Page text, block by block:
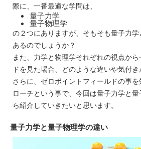
際に、一番最適な学問は、
量子力学
量子物理学
の２つにありますが、そもそも量子力
あるのでしょうか？
また、力学と物理学それぞれの視点か
ドを見た場合、どのような違いや気付
さらに、ゼロポイントフィールドの事
ローチという事で、今回は量子力学と
ら紹介していきたいと思います。
量子力学と量子物理学の違い